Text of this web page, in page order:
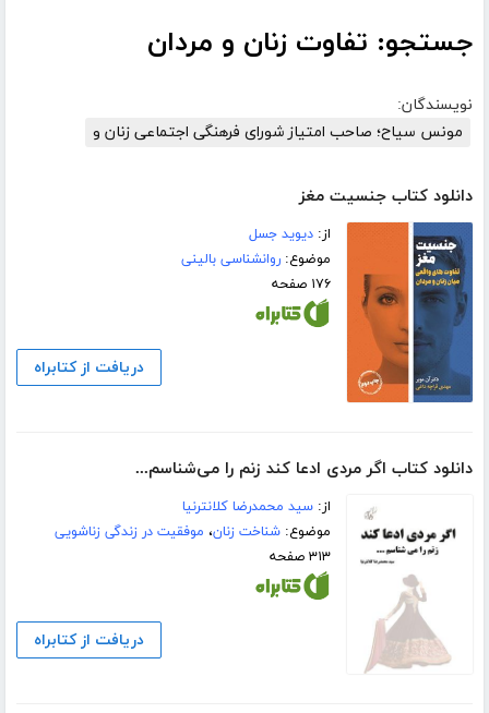
جستجو: تفاوت زنان و مردان
نویسندگان:
مونس سیاح؛ صاحب امتیاز شورای فرهنگی اجتماعی زنان و
دانلود کتاب جنسیت مغز
از:دیوید جسل
موضوع:روانشناسی بالینی
۱۷۶ صفحه
دریافت از کتابراه
دانلود کتاب اگر مردی ادعا کند زنم را می‌شناسم...
از:سید محمدرضا کلانترنیا
موضوع:شناخت زنان، موفقیت در زندگی زناشویی
۳۱۳ صفحه
دریافت از کتابراه